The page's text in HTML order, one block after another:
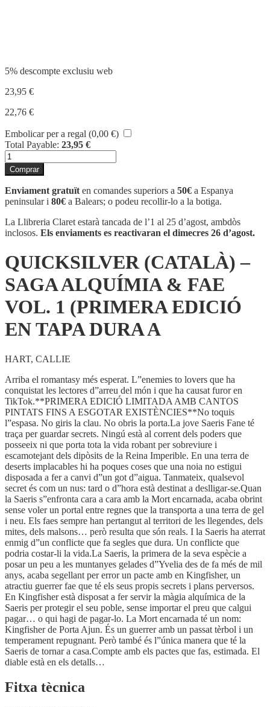
5% descompte exclusiu web
23,95 €
22,76 €
Embolicar per a regal (0,00 €)
Total Payable: 23,95 €
quantitat
de
QUICKSILVER
(CATALÀ)
-
SAGA
ALQUÍMIA
&
1
(PRIMERA
EDICIÓ
TAPA
A
Comprar
Enviament gratuït en comandes superiors a 50€ a Espanya
peninsular i 80€ a Balears; o podeu recollir-lo a la botiga.
La Llibreria Claret estarà tancada de l’1 al 25 d’agost, ambdòs
inclosos. Els enviaments es reactivaran el dimecres 26 d’agost.
QUICKSILVER (CATALÀ) –
SAGA ALQUÍMIA & FAE
VOL. 1 (PRIMERA EDICIÓ
EN TAPA DURA A
HART, CALLIE
Arriba el romantasy més esperat. L”enemies to lovers que ha
conquistat les lectores d”arreu del món i que ha causat furor en
TikTok.**PRIMERA EDICIÓ LIMITADA AMB CANTOS
PINTATS FINS A ESGOTAR EXISTÈNCIES**No toquis
l”espasa. No giris la clau. No obris la porta.La jove Saeris Fane té
traça per guardar secrets. Ningú està al corrent dels poders que
posseeix ni que porta tota la vida robant per sobreviure i
escamotejant dels dipòsits de la Reina Imperible. En una terra de
deserts implacables hi ha poques coses que una noia no estigui
disposada a fer a canvi d”un got d”aigua. Tanmateix, qualsevol
secret és com un nus: tard o d”hora està destinat a deslligar-se.Quan
la Saeris s”enfronta cara a cara amb la Mort encarnada, acaba obrint
sense voler un portal entre regnes que la transporta a una terra de gel
i neu. Els faes sempre han pertangut al territori de les llegendes, dels
mites, dels malsons… però resulta que són reals. I la Saeris ha aterrat
enmig d”un conflicte que fa segles que dura. Un conflicte que
podria costar-li la vida.La Saeris, la primera de la seva espècie a
posar un peu a les muntanyes gelades d”Yvelia des de fa més de mil
anys, acaba segellant per error un pacte amb en Kingfisher, un
atractiu guerrer fae que té els seus propis secrets i plans perversos.
En Kingfisher està disposat a fer servir la màgia alquímica de la
Saeris per protegir el seu poble, sense importar el preu que calgui
pagar… o qui hagi de pagar-lo. La Mort encarnada té un nom:
Kingfisher de Porta Ajun. És un guerrer amb un passat tèrbol i un
temperament repugnant. Però també és l”única manera que té la
Saeris de tornar a casa.Compte amb els pactes que fas, estimada. El
diable està en els detalls…
Fitxa tècnica